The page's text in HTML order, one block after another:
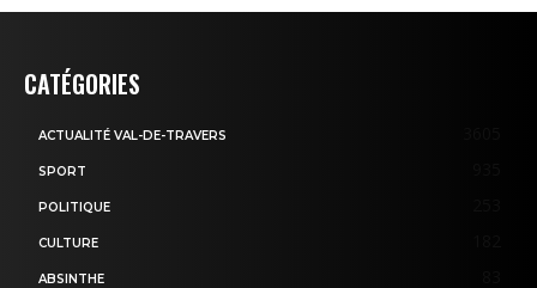
CATÉGORIES
ACTUALITÉ VAL-DE-TRAVERS
SPORT
POLITIQUE
CULTURE
ABSINTHE